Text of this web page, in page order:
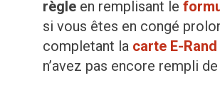
règle en remplisant le
si vous êtes en congé
completant la carte E-Rand
n’avez pas encore rempli